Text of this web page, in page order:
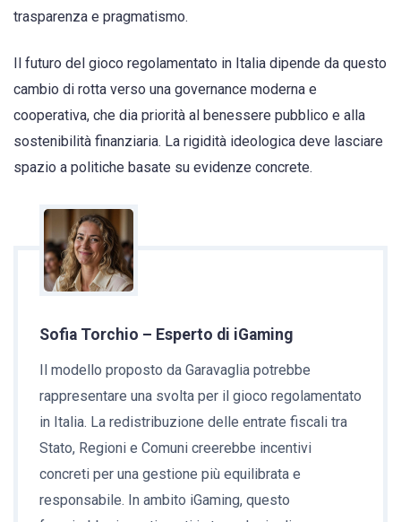
trasparenza e pragmatismo.
Il futuro del gioco regolamentato in Italia dipende da questo
cambio di rotta verso una governance moderna e
cooperativa, che dia priorità al benessere pubblico e alla
sostenibilità finanziaria. La rigidità ideologica deve lasciare
spazio a politiche basate su evidenze concrete.
Sofia Torchio – Esperto di iGaming
Il modello proposto da Garavaglia potrebbe
rappresentare una svolta per il gioco regolamentato
in Italia. La redistribuzione delle entrate fiscali tra
Stato, Regioni e Comuni creerebbe incentivi
concreti per una gestione più equilibrata e
responsabile. In ambito iGaming, questo